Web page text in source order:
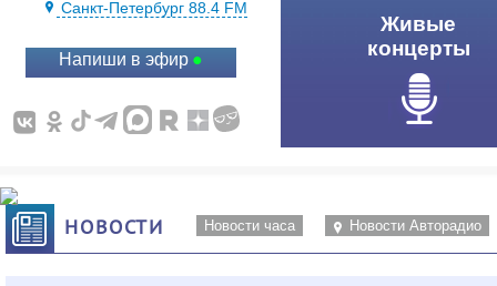
Санкт-Петербург 88.4 FM
Напиши в эфир
Живые
концерты
НОВОСТИ Новости часа Новости Авторадио